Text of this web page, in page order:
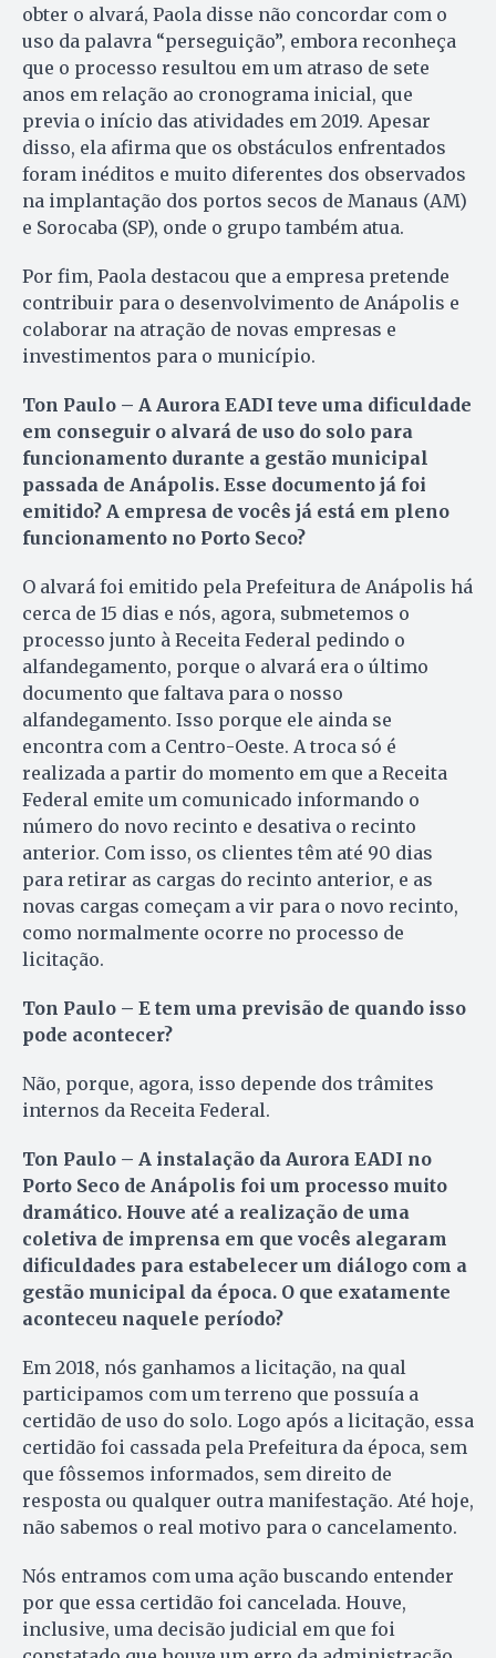
obter o alvará, Paola disse não concordar com o
uso da palavra “perseguição”, embora reconheça
que o processo resultou em um atraso de sete
anos em relação ao cronograma inicial, que
previa o início das atividades em 2019. Apesar
disso, ela afirma que os obstáculos enfrentados
foram inéditos e muito diferentes dos observados
na implantação dos portos secos de Manaus (AM)
e Sorocaba (SP), onde o grupo também atua.
Por fim, Paola destacou que a empresa pretende
contribuir para o desenvolvimento de Anápolis e
colaborar na atração de novas empresas e
investimentos para o município.
Ton Paulo – A Aurora EADI teve uma dificuldade
em conseguir o alvará de uso do solo para
funcionamento durante a gestão municipal
passada de Anápolis. Esse documento já foi
emitido? A empresa de vocês já está em pleno
funcionamento no Porto Seco?
O alvará foi emitido pela Prefeitura de Anápolis há
cerca de 15 dias e nós, agora, submetemos o
processo junto à Receita Federal pedindo o
alfandegamento, porque o alvará era o último
documento que faltava para o nosso
alfandegamento. Isso porque ele ainda se
encontra com a Centro-Oeste. A troca só é
realizada a partir do momento em que a Receita
Federal emite um comunicado informando o
número do novo recinto e desativa o recinto
anterior. Com isso, os clientes têm até 90 dias
para retirar as cargas do recinto anterior, e as
novas cargas começam a vir para o novo recinto,
como normalmente ocorre no processo de
licitação.
Ton Paulo – E tem uma previsão de quando isso
pode acontecer?
Não, porque, agora, isso depende dos trâmites
internos da Receita Federal.
Ton Paulo – A instalação da Aurora EADI no
Porto Seco de Anápolis foi um processo muito
dramático. Houve até a realização de uma
coletiva de imprensa em que vocês alegaram
dificuldades para estabelecer um diálogo com a
gestão municipal da época. O que exatamente
aconteceu naquele período?
Em 2018, nós ganhamos a licitação, na qual
participamos com um terreno que possuía a
certidão de uso do solo. Logo após a licitação, essa
certidão foi cassada pela Prefeitura da época, sem
que fôssemos informados, sem direito de
resposta ou qualquer outra manifestação. Até hoje,
não sabemos o real motivo para o cancelamento.
Nós entramos com uma ação buscando entender
por que essa certidão foi cancelada. Houve,
inclusive, uma decisão judicial em que foi